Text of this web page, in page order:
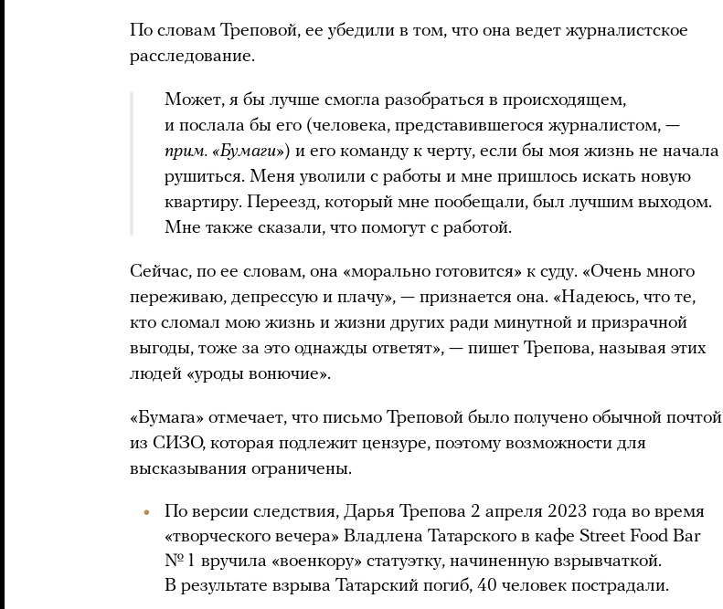
По словам Треповой, ее убедили в том, что она ведет журналистское
расследование.
Может, я бы лучше смогла разобраться в происходящем,
и послала бы его (человека, представившегося журналистом, —
прим. «Бумаги») и его команду к черту, если бы моя жизнь не начала
рушиться. Меня уволили с работы и мне пришлось искать новую
квартиру. Переезд, который мне пообещали, был лучшим выходом.
Мне также сказали, что помогут с работой.
Сейчас, по ее словам, она «морально готовится» к суду. «Очень много
переживаю, депрессую и плачу», — признается она. «Надеюсь, что те,
кто сломал мою жизнь и жизни других ради минутной и призрачной
выгоды, тоже за это однажды ответят», — пишет Трепова, называя этих
людей «уроды вонючие».
«Бумага» отмечает, что письмо Треповой было получено обычной почтой
из СИЗО, которая подлежит цензуре, поэтому возможности для
высказывания ограничены.
По версии следствия, Дарья Трепова 2 апреля 2023 года во время
«творческого вечера» Владлена Татарского в кафе Street Food Bar
№ 1 вручила «военкору» статуэтку, начиненную взрывчаткой.
В результате взрыва Татарский погиб, 40 человек пострадали.